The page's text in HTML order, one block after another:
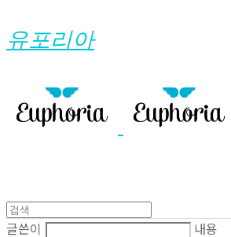
유포리아
글쓴이 내용